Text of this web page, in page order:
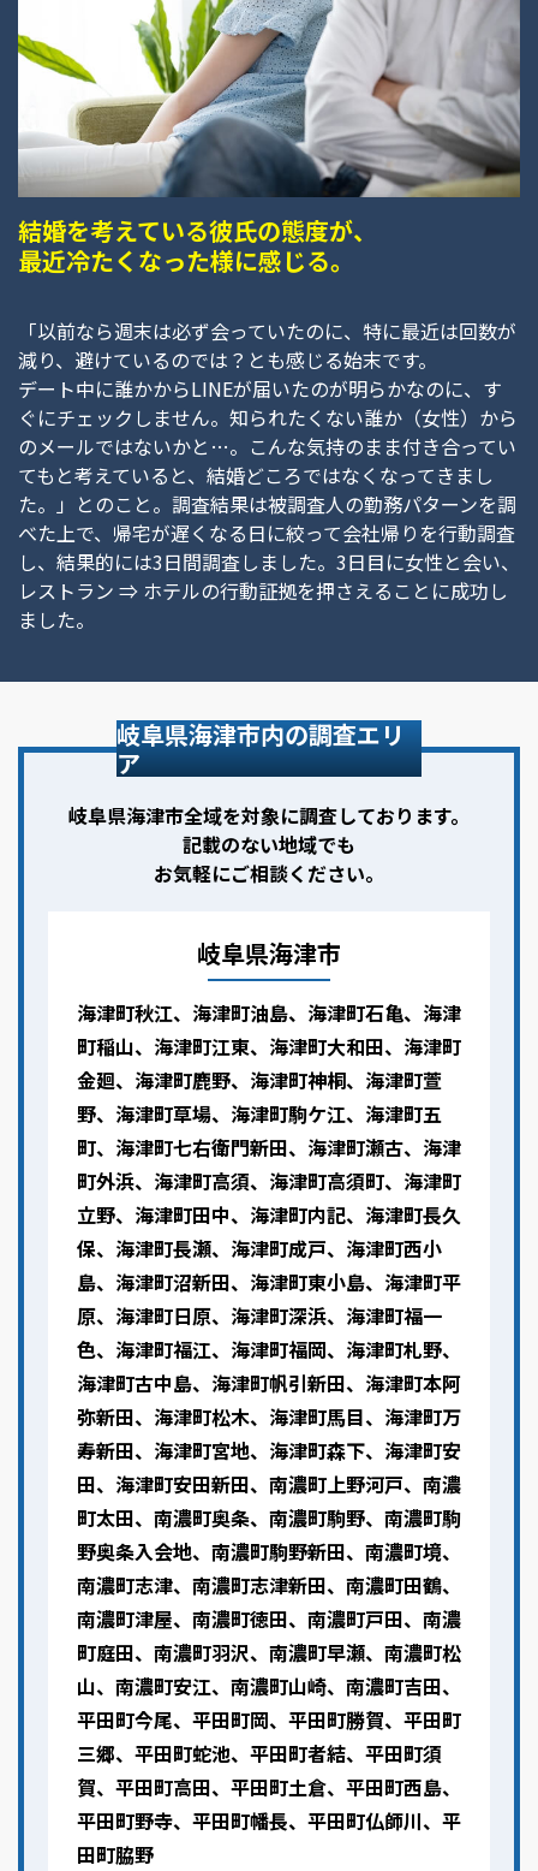
結婚を考えている彼氏の態度が、
最近冷たくなった様に感じる。
「以前なら週末は必ず会っていたのに、特に最近は回数が
減り、避けているのでは？とも感じる始末です。
デート中に誰かからLINEが届いたのが明らかなのに、す
ぐにチェックしません。知られたくない誰か（女性）から
のメールではないかと…。こんな気持のまま付き合ってい
てもと考えていると、結婚どころではなくなってきまし
た。」とのこと。調査結果は被調査人の勤務パターンを調
べた上で、帰宅が遅くなる日に絞って会社帰りを行動調査
し、結果的には3日間調査しました。3日目に女性と会い、
レストラン ⇒ ホテルの行動証拠を押さえることに成功し
ました。
岐阜県海津市内の調査エリ
ア
岐阜県海津市全域を対象に調査しております。
記載のない地域でも
お気軽にご相談ください。
岐阜県海津市
海津町秋江、海津町油島、海津町石亀、海津
町稲山、海津町江東、海津町大和田、海津町
金廻、海津町鹿野、海津町神桐、海津町萱
野、海津町草場、海津町駒ケ江、海津町五
町、海津町七右衛門新田、海津町瀬古、海津
町外浜、海津町高須、海津町高須町、海津町
立野、海津町田中、海津町内記、海津町長久
保、海津町長瀬、海津町成戸、海津町西小
島、海津町沼新田、海津町東小島、海津町平
原、海津町日原、海津町深浜、海津町福一
色、海津町福江、海津町福岡、海津町札野、
海津町古中島、海津町帆引新田、海津町本阿
弥新田、海津町松木、海津町馬目、海津町万
寿新田、海津町宮地、海津町森下、海津町安
田、海津町安田新田、南濃町上野河戸、南濃
町太田、南濃町奥条、南濃町駒野、南濃町駒
野奥条入会地、南濃町駒野新田、南濃町境、
南濃町志津、南濃町志津新田、南濃町田鶴、
南濃町津屋、南濃町徳田、南濃町戸田、南濃
町庭田、南濃町羽沢、南濃町早瀬、南濃町松
山、南濃町安江、南濃町山崎、南濃町吉田、
平田町今尾、平田町岡、平田町勝賀、平田町
三郷、平田町蛇池、平田町者結、平田町須
賀、平田町高田、平田町土倉、平田町西島、
平田町野寺、平田町幡長、平田町仏師川、平
田町脇野